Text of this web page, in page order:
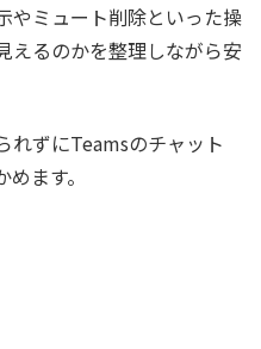
やミュート削除といった操
えるのかを整理しながら安
れずにTeamsのチャット
ます。